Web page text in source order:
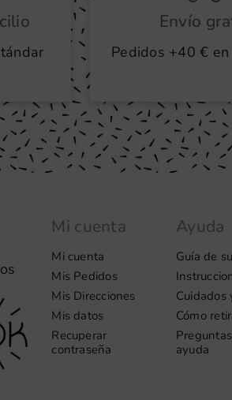
Envío
Pedidos +40 €
Mi cuenta
Mi cuenta
Mis Pedidos
Mis Direcciones
Mis datos
Recuperar
contraseña
Ayuda
Guía de
Cuidados
Cómo
ayuda